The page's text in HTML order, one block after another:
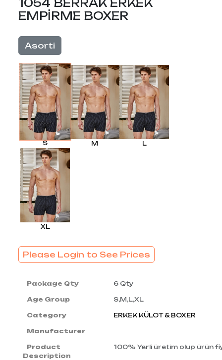
1054 BERRAK ERKEK
EMPİRME BOXER
Asorti
S M L
XL
Please Login to See Prices
Package Qty 6 Qty
Age Group S,M,L,XL
Category ERKEK KÜLOT & BOXER
Manufacturer
Product
Description
100% Yerli üretim olup ürün